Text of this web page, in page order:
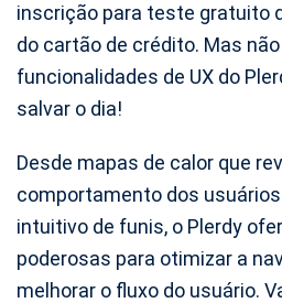
inscrição para teste gratuito
do cartão de crédito. Mas
funcionalidades de UX do
salvar o dia!
Desde mapas de calor que
comportamento dos
intuitivo de funis, o Plerdy
poderosas para otimizar a
melhorar o fluxo do usuário.